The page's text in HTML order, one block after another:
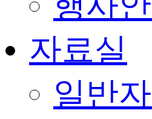
자료실
일반